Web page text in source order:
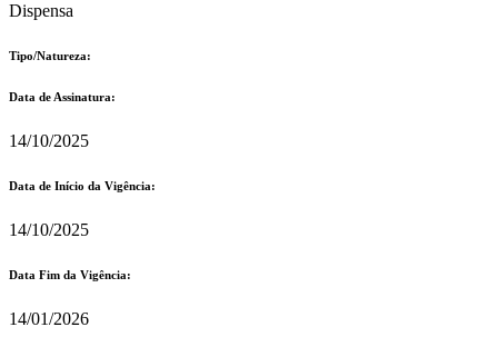
Dispensa
Tipo/Natureza:
Data de Assinatura:
14/10/2025
Data de Início da Vigência:
14/10/2025
Data Fim da Vigência:
14/01/2026